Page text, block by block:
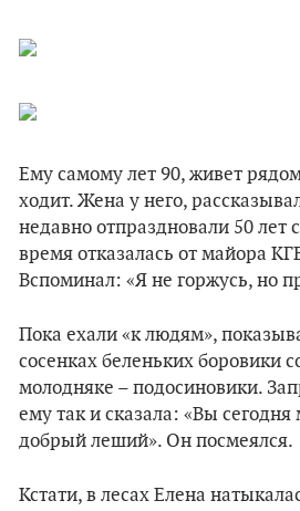
Ему самому лет 90, живет
ходит. Жена у него,
недавно отпраздновали 50 лет
время отказалась от майора
Вспоминал: «Я не горжусь, но
Пока ехали «к людям»,
сосенках беленьких боровики
молодняке – подосиновики.
ему так и сказала: «Вы
добрый леший». Он посмеялся.
Кстати, в лесах Елена